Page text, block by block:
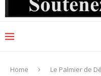
Home Le Palmier de